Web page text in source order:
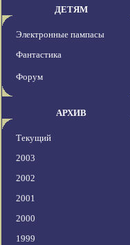
ДЕТЯМ
Электронные пампасы
Фантастика
Форум
АРХИВ
Текущий
2003
2002
2001
2000
1999